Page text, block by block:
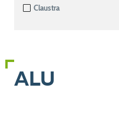
Claustra
ALU